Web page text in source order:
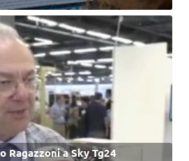
Ragazzoni a Sky Tg24